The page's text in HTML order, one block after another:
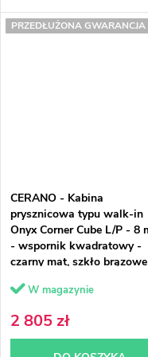
PRZEDŁUŻONA GWARANCJA
CERANO - Kabina
prysznicowa typu walk-in
Onyx Corner Cube L/P - 8
- wspornik kwadratowy -
czarny mat, szkło
W magazynie
2 805 zł